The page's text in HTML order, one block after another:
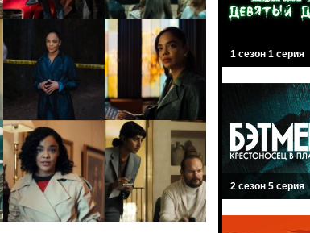
1 сезон 1 серия
2 сезон 5 серия